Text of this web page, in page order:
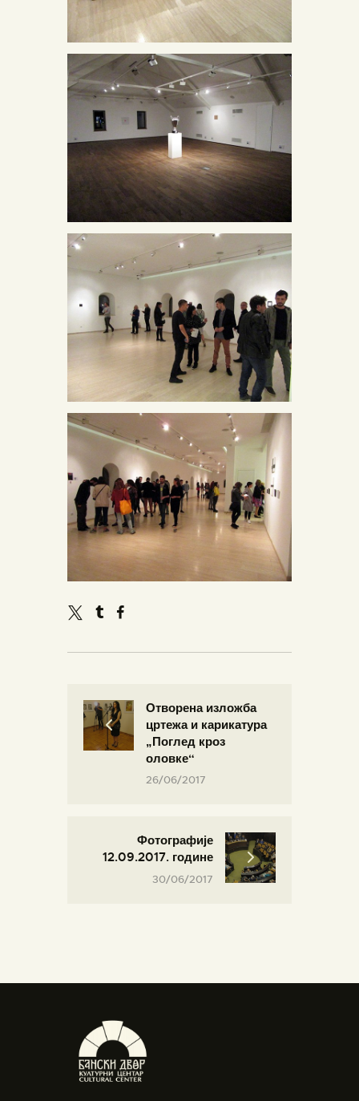
Отворена изложба
цртежа и карикатура
„Поглед кроз
оловке“
26/06/2017
Фотографије
12.09.2017. године
30/06/2017